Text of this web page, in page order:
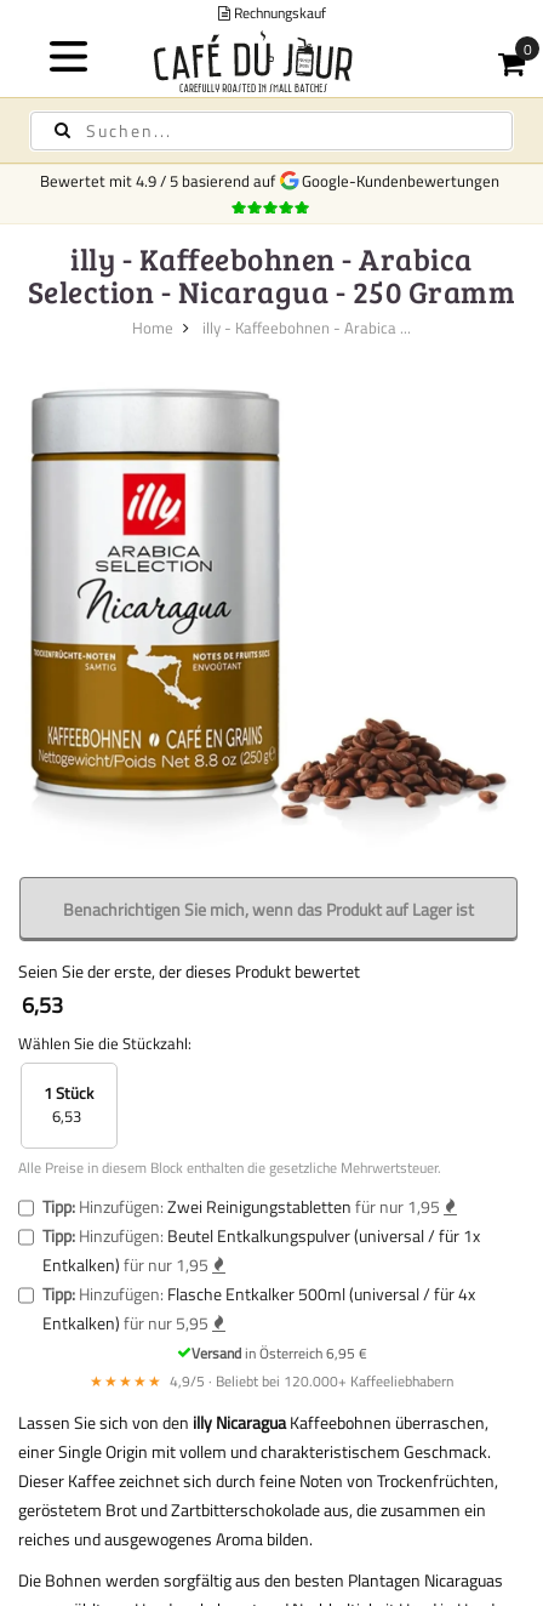
Rechnungskauf
Bewertet mit4.9/5 basierend auf Google-Kundenbewertungen
illy - Kaffeebohnen - Arabica
Selection - Nicaragua - 250 Gramm
Home illy - Kaffeebohnen - Arabica ...
Benachrichtigen Sie mich, wenn das Produkt auf Lager ist
Seien Sie der erste, der dieses Produkt bewertet
6,53
Wählen Sie die Stückzahl:
1 Stück
6,53
Alle Preise in diesem Block enthalten die gesetzliche Mehrwertsteuer.
Tipp:Hinzufügen:Zwei Reinigungstablettenfür nur 1,95
Tipp:Hinzufügen: Beutel Entkalkungspulver (universal / für 1x
Entkalken)für nur 1,95
Tipp:Hinzufügen: Flasche Entkalker 500ml (universal / für 4x
Entkalken)für nur 5,95
Versandin Österreich 6,95 €
★★★★★ 4,9/5 · Beliebt bei 120.000+ Kaffeeliebhabern
Lassen Sie sich von den illy NicaraguaKaffeebohnen überraschen,
einer Single Origin mit vollem und charakteristischem Geschmack.
Dieser Kaffee zeichnet sich durch feine Noten von Trockenfrüchten,
geröstetem Brot und Zartbitterschokolade aus, die zusammen ein
reiches und ausgewogenes Aroma bilden.
Die Bohnen werden sorgfältig aus den besten Plantagen Nicaraguas